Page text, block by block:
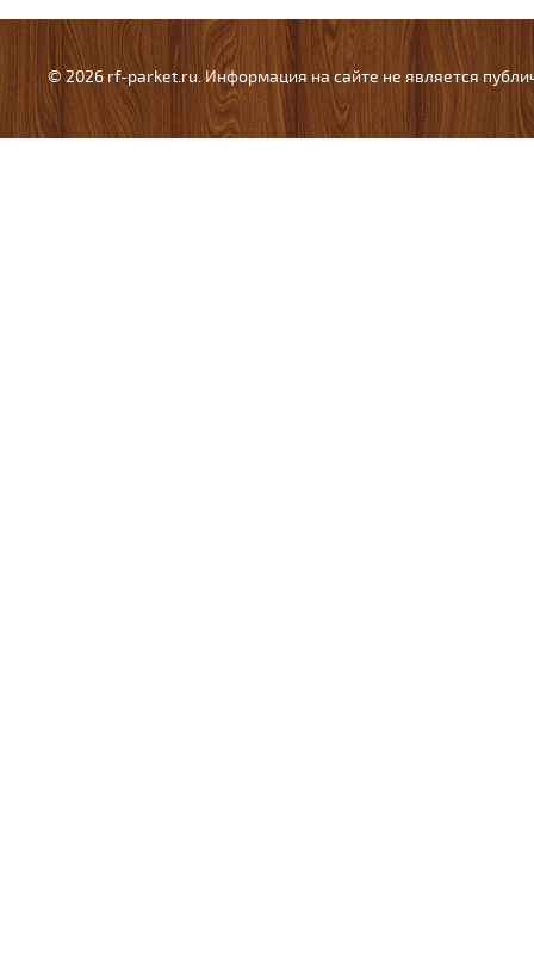
© 2026 rf-parket.ru. Информация на сайте не является